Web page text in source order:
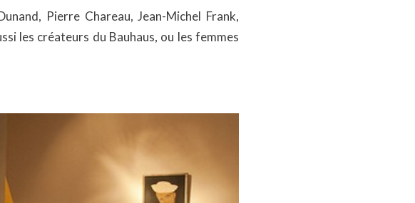
Pierre Chareau, Jean-Michel Frank,
les créateurs du Bauhaus, ou les femmes